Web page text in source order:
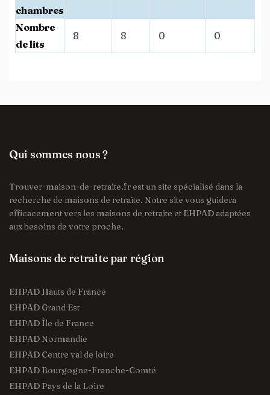
chambres
Nombre
de lits
8 8 0 0
Qui sommes nous ?
Trouver-maison-de-retraite.fr est un site spécialisé dans la
recherche de maisons de retraite. Notre site vous guidera
efficacement vers les maisons de retraite et EHPAD adaptées
aux besoins de votre proche.
Maisons de retraite par région
EHPAD Hauts de France
EHPAD Grand Est
EHPAD Île de France
EHPAD Normandie
EHPAD Centre val de loire
EHPAD Bourgogne-Franche-Comté
EHPAD Pays de la Loire